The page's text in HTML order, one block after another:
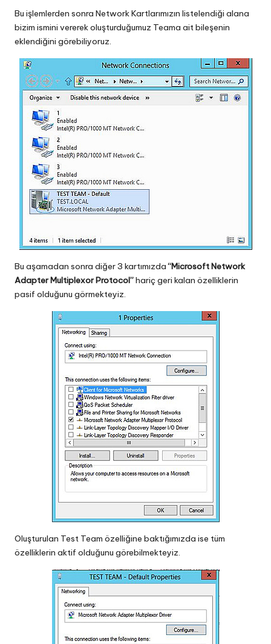
Bu işlemlerden sonra Network Kartlarımızın listelendiği alana
bizim ismini vererek oluşturduğumuz Teama ait bileşenin
eklendiğini görebiliyoruz.
Bu aşamadan sonra diğer 3 kartımızda“Microsoft Network
Adapter Multiplexor Protocol”hariç geri kalan özelliklerin
pasif olduğunu görmekteyiz.
Oluşturulan Test Team özelliğine baktığımızda ise tüm
özelliklerin aktif olduğunu görebilmekteyiz.